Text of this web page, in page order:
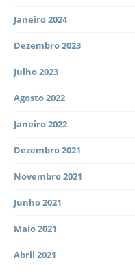
Janeiro 2024
Dezembro 2023
Julho 2023
Agosto 2022
Janeiro 2022
Dezembro 2021
Novembro 2021
Junho 2021
Maio 2021
Abril 2021